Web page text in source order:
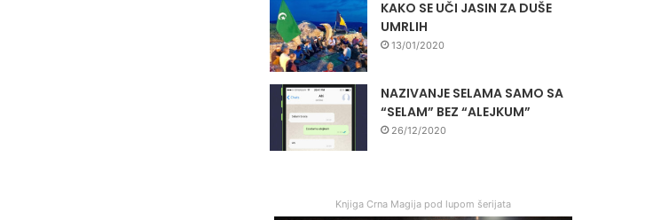
KAKO SE UČI JASIN ZA DUŠE
UMRLIH
13/01/2020
NAZIVANJE SELAMA SAMO SA
“SELAM” BEZ “ALEJKUM”
26/12/2020
Knjiga Crna Magija pod lupom šerijata